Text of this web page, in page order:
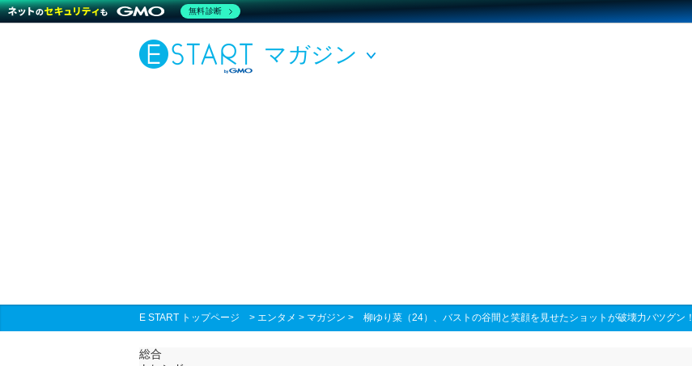
マガジン
E START トップページ > エンタメ > マガジン > 柳ゆり菜（24）、バストの谷間と笑顔を見せたショットが破壊力バツグン！
総合
無料診断